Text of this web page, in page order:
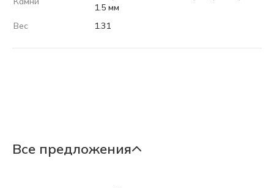
1.5 мм
Вес
1.31
Все предложения